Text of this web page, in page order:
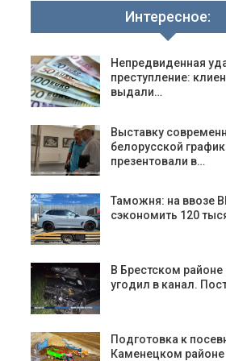
Интересное:
Непредвиденная
преступление:
выдали…
Выставку
белорусской
презентовали в…
Таможня: на ввозе
сэкономить 120
В Брестском
угодил в канал.
Подготовка к
Каменецком районе